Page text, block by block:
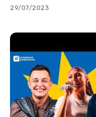
29/07/2023